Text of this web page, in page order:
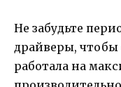
Не забудьте
драйверы, чтобы
работала на